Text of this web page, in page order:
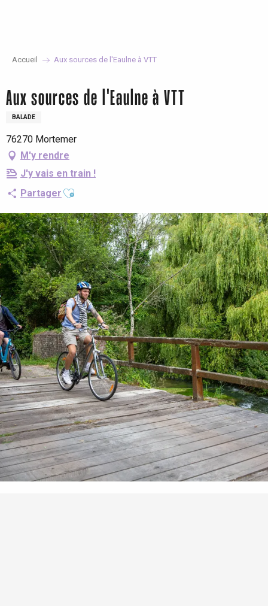
Accueil Aux sources de l'Eaulne à VTT
Aux sources de l'Eaulne à VTT
BALADE
76270 Mortemer
M'y rendre
J'y vais en train !
Partager Ajouter aux favoris